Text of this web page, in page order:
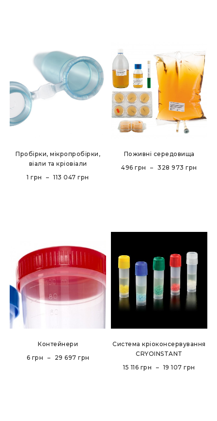
Пробірки, мікропробірки,
віали та кріовіали
1 грн – 113 047 грн
Поживні середовища
496 грн – 328 973 грн
Контейнери
6 грн – 29 697 грн
Система кріоконсервування
CRYOINSTANT
15 116 грн – 19 107 грн